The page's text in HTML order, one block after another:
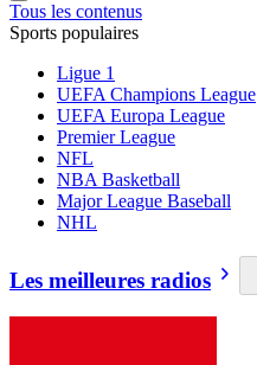
Tous les contenus
Sports populaires
Ligue 1
UEFA Champions League
UEFA Europa League
Premier League
NFL
NBA Basketball
Major League Baseball
NHL
Les meilleures radios